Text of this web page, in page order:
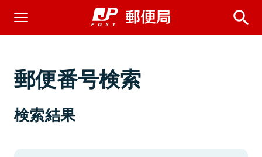
郵便番号検索
検索結果